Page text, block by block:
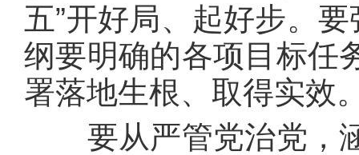
五”开好局、起好步。
纲要明确的各项目标任
署落地生根、取得实效
要从严管党治党，涵